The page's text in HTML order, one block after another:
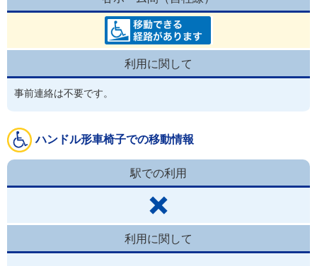
利用に関して
事前連絡は不要です。
ハンドル形車椅子での移動情報
駅での利用
利用に関して